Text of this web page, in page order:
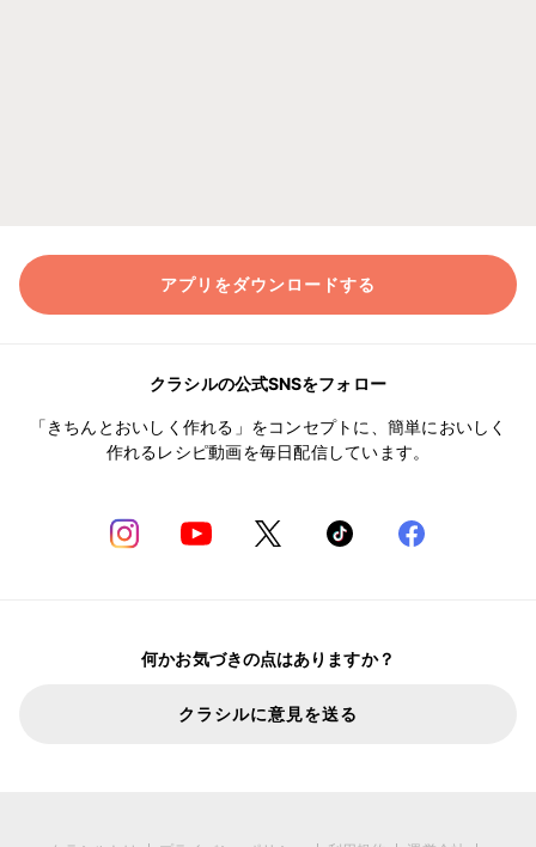
アプリをダウンロードする
クラシルの公式SNSをフォロー
「きちんとおいしく作れる」をコンセプトに、簡単においしく
作れるレシピ動画を毎日配信しています。
何かお気づきの点はありますか？
クラシルに意見を送る